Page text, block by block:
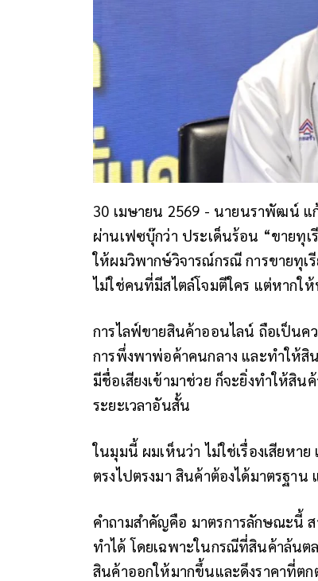
30 เมษายน 2569 - นายนราพัฒน์ แ
ผ่านเฟซบุ๊กว่า ประเด็นร้อน “ขายทุเ
ให้ผมวิพากษ์วิจารณ์กรณี การขายทุ
ไม่ใช่คนที่มีสไตล์โจมตีใคร แต่หากใ
การไลฟ์ขายสินค้าออนไลน์ ถือเป็นค
การพึ่งพาพ่อค้าคนกลาง และทำให้สิ
มีชื่อเสียงเข้ามาช่วย ก็จะยิ่งทำให้สิน
ระยะเวลาอันสั้น
ในมุมนี้ ผมเห็นว่า ไม่ใช่เรื่องเสียหา
ตรงไปตรงมา สินค้าต้องได้มาตรฐา
คำถามสำคัญคือ มาตรการลักษณะนี้ ส
ทำได้ โดยเฉพาะในกรณีที่สินค้าล้นต
สินค้าออกให้มากขึ้นและดึงราคาที่ต